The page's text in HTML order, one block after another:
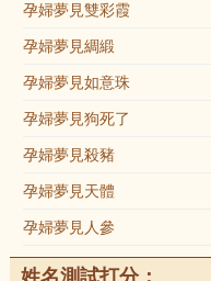
孕婦夢見雙彩霞
孕婦夢見綢緞
孕婦夢見如意珠
孕婦夢見狗死了
孕婦夢見殺豬
孕婦夢見天體
孕婦夢見人參
姓名測試打分：